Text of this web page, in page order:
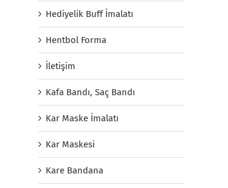
Hediyelik Buff İmalatı
Hentbol Forma
İletişim
Kafa Bandı, Saç Bandı
Kar Maske İmalatı
Kar Maskesi
Kare Bandana